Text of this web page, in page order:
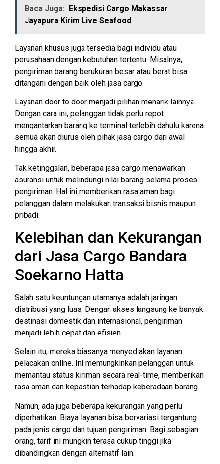
Baca Juga: Ekspedisi Cargo Makassar
Jayapura Kirim Live Seafood
Layanan khusus juga tersedia bagi individu atau
perusahaan dengan kebutuhan tertentu. Misalnya,
pengiriman barang berukuran besar atau berat bisa
ditangani dengan baik oleh jasa cargo.
Layanan door to door menjadi pilihan menarik lainnya.
Dengan cara ini, pelanggan tidak perlu repot
mengantarkan barang ke terminal terlebih dahulu karena
semua akan diurus oleh pihak jasa cargo dari awal
hingga akhir.
Tak ketinggalan, beberapa jasa cargo menawarkan
asuransi untuk melindungi nilai barang selama proses
pengiriman. Hal ini memberikan rasa aman bagi
pelanggan dalam melakukan transaksi bisnis maupun
pribadi.
Kelebihan dan Kekurangan
dari Jasa Cargo Bandara
Soekarno Hatta
Salah satu keuntungan utamanya adalah jaringan
distribusi yang luas. Dengan akses langsung ke banyak
destinasi domestik dan internasional, pengiriman
menjadi lebih cepat dan efisien.
Selain itu, mereka biasanya menyediakan layanan
pelacakan online. Ini memungkinkan pelanggan untuk
memantau status kiriman secara real-time, memberikan
rasa aman dan kepastian terhadap keberadaan barang.
Namun, ada juga beberapa kekurangan yang perlu
diperhatikan. Biaya layanan bisa bervariasi tergantung
pada jenis cargo dan tujuan pengiriman. Bagi sebagian
orang, tarif ini mungkin terasa cukup tinggi jika
dibandingkan dengan alternatif lain.